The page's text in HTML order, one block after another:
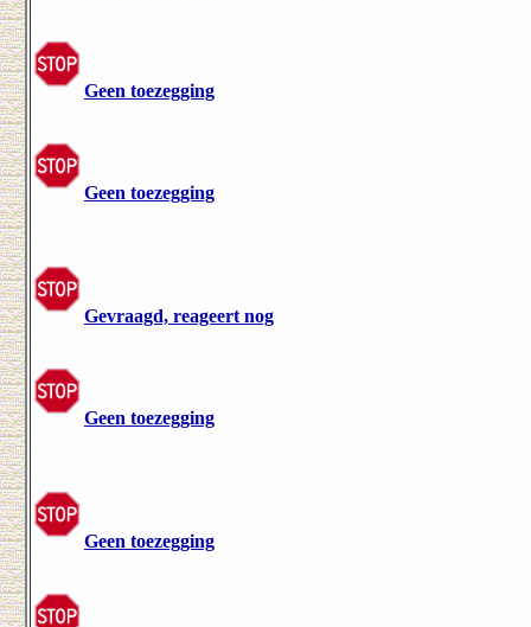
Geen toezegging
Geen toezegging
Gevraagd, reageert nog
Geen toezegging
Geen toezegging